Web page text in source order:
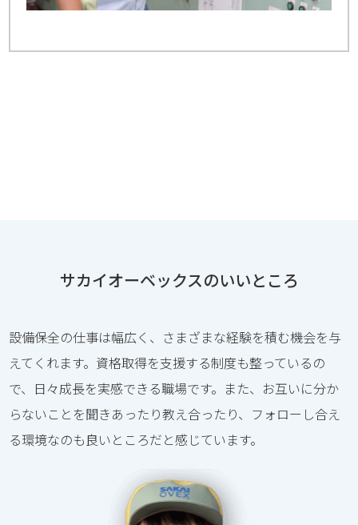
サカイオーベックスのいいところ
設備保全の仕事は幅広く、さまざまな経験を積む機会を与
えてくれます。資格取得を支援する制度も整っているの
で、日々成長を実感できる職場です。また、お互いに分か
らないことを聞きあったり教え合ったり、フォローし合え
る環境なのも良いところだと感じています。